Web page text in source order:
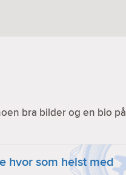
bra bilder og en bio på
hvor som helst med